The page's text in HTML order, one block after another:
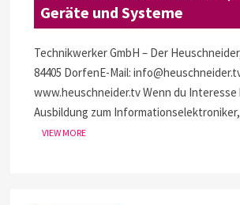
Geräte und Systeme
Technikwerker GmbH – Der
84405 DorfenE-Mail:
www.heuschneider.tv Wenn du Interesse
Ausbildung zum
VIEW MORE